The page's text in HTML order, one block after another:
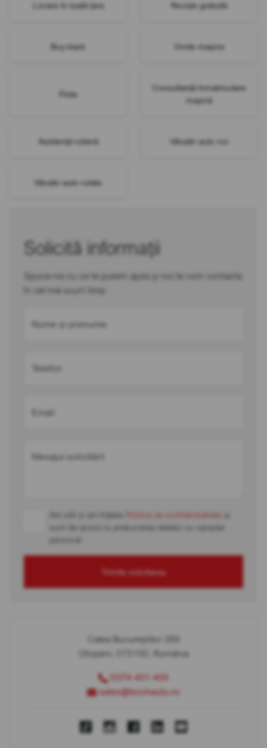
Livrare în toată țara Revizie gratuită
Buy-back Vinde mașina
Flote
Consultanță înmatriculare
mașină
Asistență rutieră Vânzări auto noi
Vânzări auto rulate
Solicită informații
Spune-ne cu ce te putem ajuta și noi te vom contacta
în cel mai scurt timp
Nume și prenume
Telefon
Email
Mesajul solicitării
Am citit și am înțeles Politica de confidențialitate
sunt de acord cu prelucrarea datelor cu caracter
personal
Trimite solicitarea
Calea Bucureștilor 289
Otopeni, 075100, România
0374 451 400
sales@bcchauto.ro